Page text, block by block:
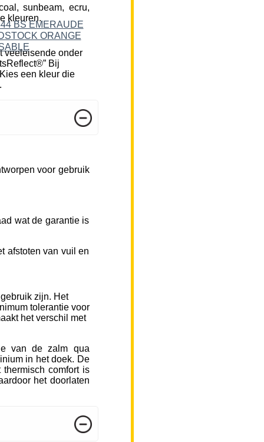
sunbeam, ecru,
kleuren.
veeleisende onder
Bij
een kleur die
voor gebruik
wat de garantie is
afstoten van vuil en
zijn. Het
tolerantie voor
het verschil met
van de zalm qua
in het doek. De
thermisch comfort is
het doorlaten